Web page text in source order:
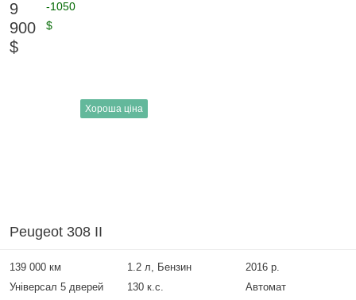
9
900
$
-1050
$
Хороша ціна
Peugeot 308 II
139 000 км 1.2 л, Бензин
2016 р.
Універсал 5 дверей
130 к.с.
Автомат